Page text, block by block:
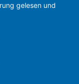
gelesen und